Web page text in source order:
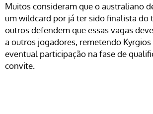
Muitos consideram que o australiano
um wildcard por já ter sido finalista do
outros defendem que essas vagas
a outros jogadores, remetendo
eventual participação na fase de
convite.